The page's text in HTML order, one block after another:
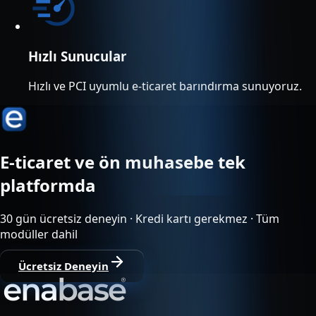
Hızlı Sunucular
Hızlı ve PCI uyumlu e-ticaret barındırma sunuyoruz.
E-ticaret ve ön muhasebe tek
platformda
30 gün ücretsiz deneyin · Kredi kartı gerekmez · Tüm
modüller dahil
Ücretsiz Deneyin